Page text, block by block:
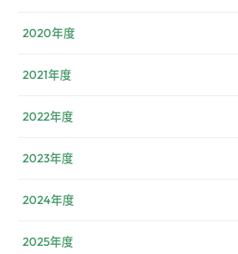
2020年度
2021年度
2022年度
2023年度
2024年度
2025年度